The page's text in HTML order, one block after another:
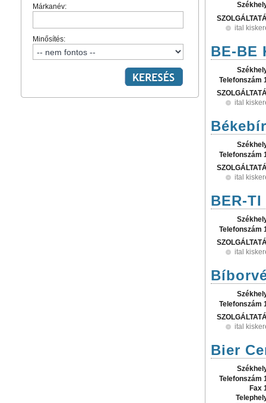
Márkanév:
Minősítés:
ital
BE-BE
Telefonszám
ital
Telefonszám
ital
BER-
Telefonszám
ital
Telefonszám
ital
Bier
Telefonszám
Fax